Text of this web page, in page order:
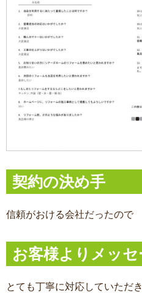
契約の決め手
信頼がおける会社だったので
お客様よりメッセ
とても丁寧に対応していただ